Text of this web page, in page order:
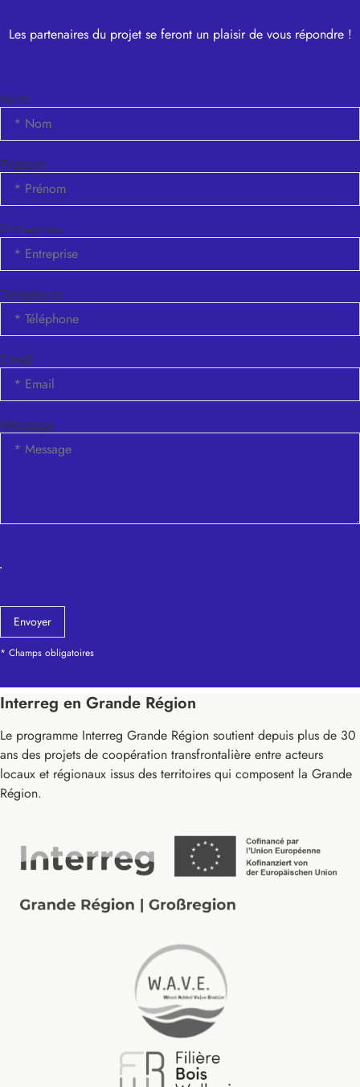
Les partenaires du projet se feront un plaisir de vous répondre !
Nom
Prénom
Entreprise
Téléphone
Email
Message
Envoyer
* Champs obligatoires
Interreg en Grande Région
Le programme Interreg Grande Région soutient depuis plus de 30
ans des projets de coopération transfrontalière entre acteurs
locaux et régionaux issus des territoires qui composent la Grande
Région.